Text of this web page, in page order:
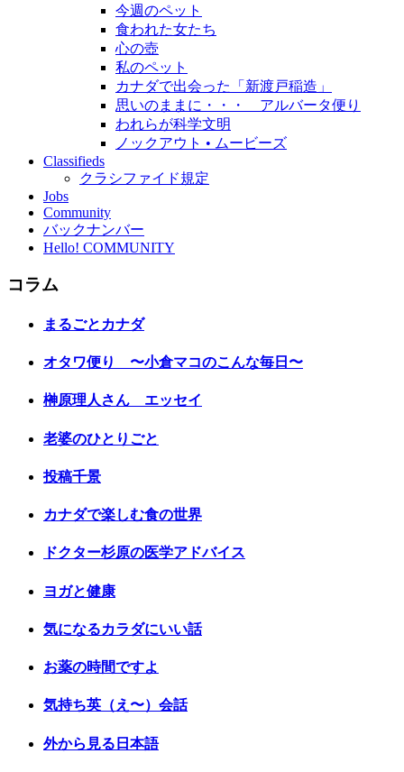
今週のペット
食われた女たち
心の壺
私のペット
カナダで出会った「新渡戸稲造」
思いのままに・・・ アルバータ便り
われらが科学文明
ノックアウト • ムービーズ
Classifieds
クラシファイド規定
Jobs
Community
バックナンバー
Hello! COMMUNITY
コラム
まるごとカナダ
オタワ便り 〜小倉マコのこんな毎日〜
榊原理人さん エッセイ
老婆のひとりごと
投稿千景
カナダで楽しむ食の世界
ドクター杉原の医学アドバイス
ヨガと健康
気になるカラダにいい話
お薬の時間ですよ
気持ち英（え〜）会話
外から見る日本語